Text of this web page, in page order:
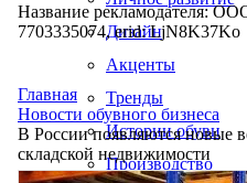
Дизайн
Акценты
Тренды
Истории обуви
Производство
Название рекламодателя:
7703335074, erid: LjN8K37Ko
Главная
Новости обувного бизнеса
В России появляются новые
складской недвижимости